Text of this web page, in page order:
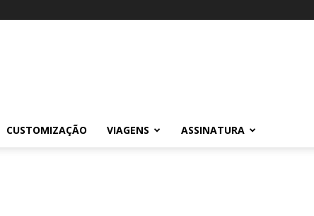
CUSTOMIZAÇÃO VIAGENS ASSINATURA